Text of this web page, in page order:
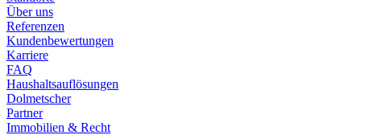
Über uns
Referenzen
Kundenbewertungen
Karriere
FAQ
Haushaltsauflösungen
Dolmetscher
Partner
Immobilien & Recht